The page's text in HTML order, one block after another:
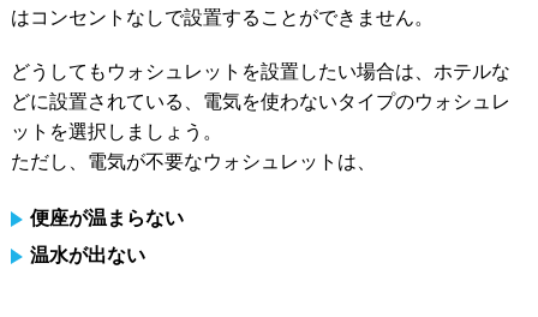
はコンセントなしで設置することができません。
どうしてもウォシュレットを設置したい場合は、ホテルな
どに設置されている、電気を使わないタイプのウォシュレ
ットを選択しましょう。
ただし、電気が不要なウォシュレットは、
便座が温まらない
温水が出ない